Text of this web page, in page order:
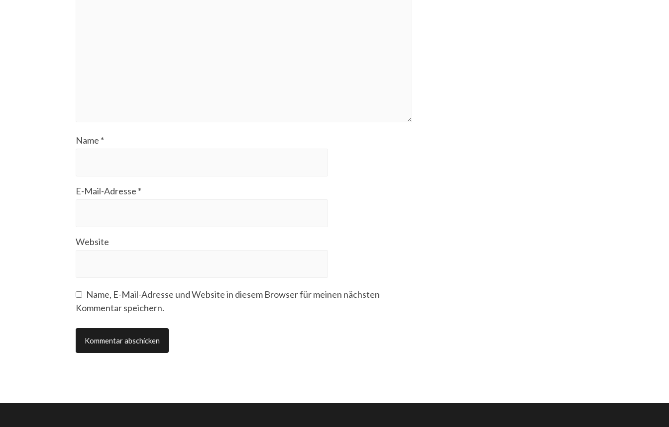
Name *
E-Mail-Adresse *
Website
Name, E-Mail-Adresse und Website in diesem Browser für meinen nächsten
Kommentar speichern.